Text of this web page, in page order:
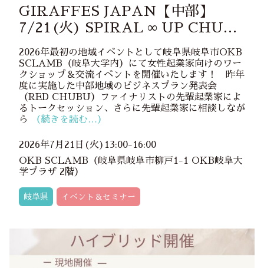
GIRAFFES JAPAN【中部】
7/21(火) SPIRAL ∞ UP CHUBU
2026 in 岐阜 開催決定！
2026年最初の地域イベントとして岐阜県岐阜市OKB
SCLAMB（岐阜大学内）にて女性起業家向けのワー
クショップ＆交流イベントを開催いたします！ 昨年
度に実施した中部地域のビジネスプラン発表会
（RED CHUBU）ファイナリストの先輩起業家によ
るトークセッション、さらに先輩起業家に相談しなが
ら
（続きを読む…）
2026年7月21日(火)13:00-16:00
OKB SCLAMB（岐阜県岐阜市柳戸1-1 OKB岐阜大
学プラザ 2階）
岐阜県 イベント＆セミナー